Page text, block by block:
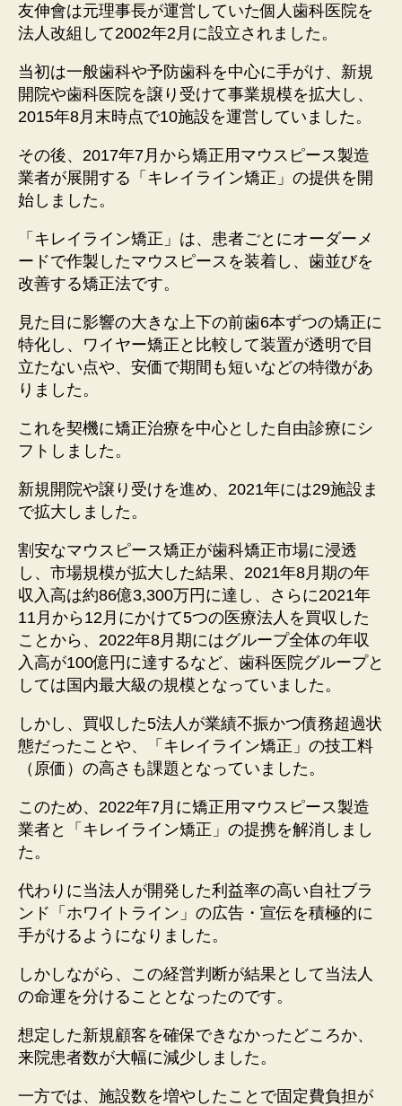
友伸會は元理事長が運営していた個人歯科医院を
法人改組して2002年2月に設立されました。
当初は一般歯科や予防歯科を中心に手がけ、新規
開院や歯科医院を譲り受けて事業規模を拡大し、
2015年8月末時点で10施設を運営していました。
その後、2017年7月から矯正用マウスピース製造
業者が展開する「キレイライン矯正」の提供を開
始しました。
「キレイライン矯正」は、患者ごとにオーダーメ
ードで作製したマウスピースを装着し、歯並びを
改善する矯正法です。
見た目に影響の大きな上下の前歯6本ずつの矯正に
特化し、ワイヤー矯正と比較して装置が透明で目
立たない点や、安価で期間も短いなどの特徴があ
りました。
これを契機に矯正治療を中心とした自由診療にシ
フトしました。
新規開院や譲り受けを進め、2021年には29施設ま
で拡大しました。
割安なマウスピース矯正が歯科矯正市場に浸透
し、市場規模が拡大した結果、2021年8月期の年
収入高は約86億3,300万円に達し、さらに2021年
11月から12月にかけて5つの医療法人を買収した
ことから、2022年8月期にはグループ全体の年収
入高が100億円に達するなど、歯科医院グループと
しては国内最大級の規模となっていました。
しかし、買収した5法人が業績不振かつ債務超過状
態だったことや、「キレイライン矯正」の技工料
（原価）の高さも課題となっていました。
このため、2022年7月に矯正用マウスピース製造
業者と「キレイライン矯正」の提携を解消しまし
た。
代わりに当法人が開発した利益率の高い自社ブラ
ンド「ホワイトライン」の広告・宣伝を積極的に
手がけるようになりました。
しかしながら、この経営判断が結果として当法人
の命運を分けることとなったのです。
想定した新規顧客を確保できなかったどころか、
来院患者数が大幅に減少しました。
一方では、施設数を増やしたことで固定費負担が